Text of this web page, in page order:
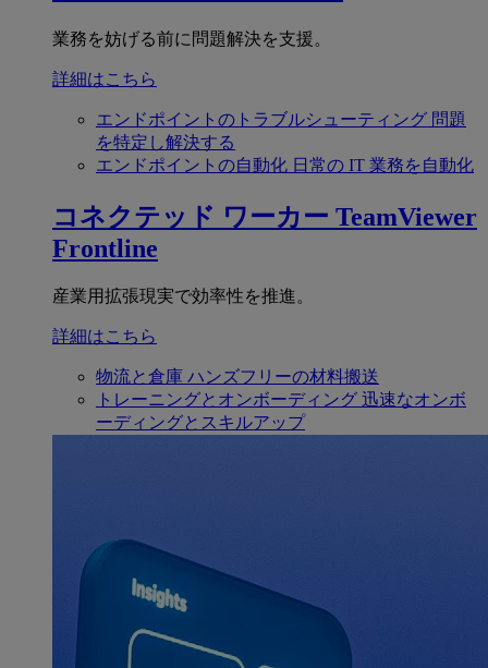
業務を妨げる前に問題解決を支援。
詳細はこちら
エンドポイントのトラブルシューティング 問題
を特定し解決する
エンドポイントの自動化 日常の IT 業務を自動化
コネクテッド ワーカー TeamViewer
Frontline
産業用拡張現実で効率性を推進。
詳細はこちら
物流と倉庫 ハンズフリーの材料搬送
トレーニングとオンボーディング 迅速なオンボ
ーディングとスキルアップ